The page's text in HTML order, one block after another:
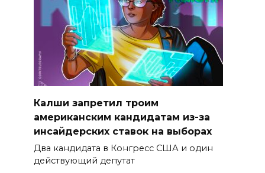
Калши запретил троим
американским кандидатам из-за
инсайдерских ставок на выборах
Два кандидата в Конгресс США и один
действующий депутат